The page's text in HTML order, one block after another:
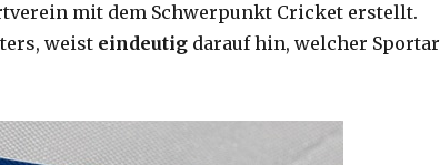
mit dem Schwerpunkt Cricket erstellt.
weist eindeutig darauf hin, welcher